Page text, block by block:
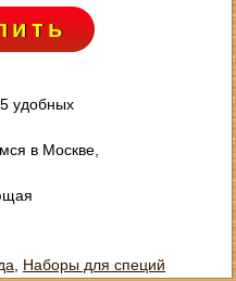
удобных
в Москве,
Наборы для специй